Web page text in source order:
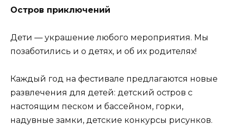
Остров приключений
Дети — украшение любого мероприятия. Мы
позаботились и о детях, и об их родителях!
Каждый год на фестивале предлагаются новые
развлечения для детей: детский остров с
настоящим песком и бассейном, горки,
надувные замки, детские конкурсы рисунков.